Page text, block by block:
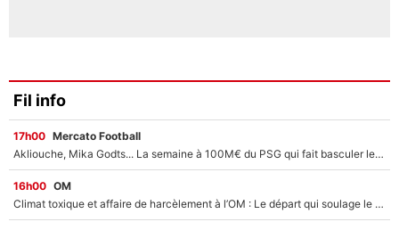
Fil info
17h00 Mercato Football
Akliouche, Mika Godts... La semaine à 100M€ du PSG qui fait basculer le mercato du PSG !
16h00 OM
Climat toxique et affaire de harcèlement à l’OM : Le départ qui soulage le vestiaire de Bruno Genesio